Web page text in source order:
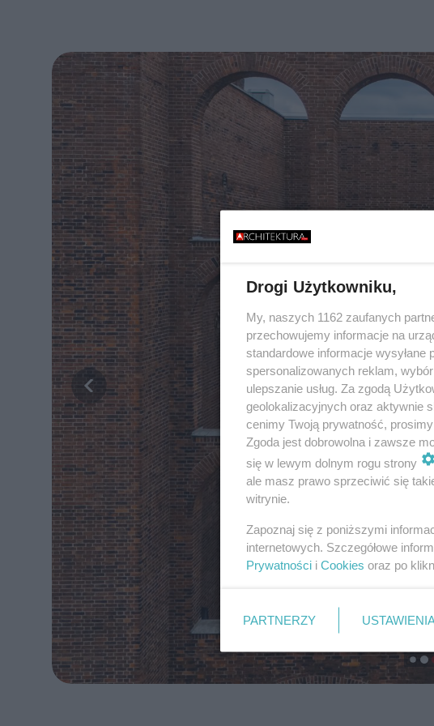
Drogi Użytkowniku,
My, naszych 1162 zaufanych
przechowujemy informacje na
standardowe informacje
spersonalizowanych reklam,
ulepszanie usług. Za zgodą
geolokalizacyjnych oraz aktywnie
cenimy Twoją prywatność,
Zgoda jest dobrowolna i zawsze
się w lewym dolnym rogu strony
ale masz prawo sprzeciwić się
witrynie.
Zapoznaj się z poniższymi
internetowych. Szczegółowe
Prywatności i Cookies oraz po
PARTNERZY